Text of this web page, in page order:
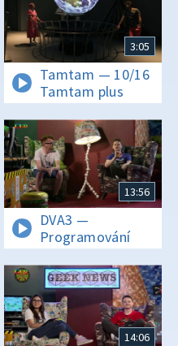
3:05
Tamtam — 10/16
Tamtam plus
13:56
DVA3 —
Programování
14:06